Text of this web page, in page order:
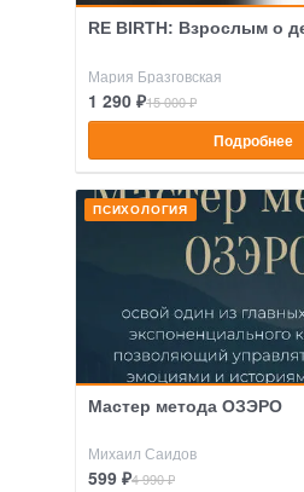
RE BIRTH: Взрослым о
Мария Бразговская
1 290 ₽15 000 ₽
Подробнее
ПСИХОЛОГИЯ
Мастер метода ОЗЭРО
Михаил Саидов
599 ₽4 990 ₽